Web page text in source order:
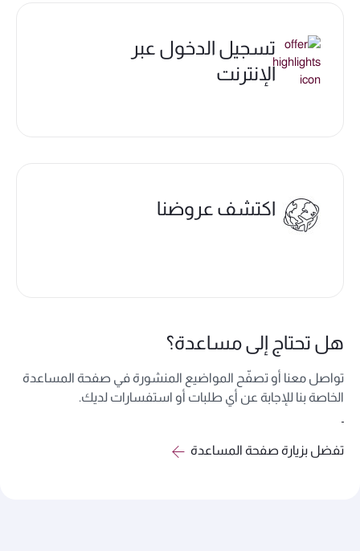
تسجيل الدخول عبر
الإنترنت
اكتشف عروضنا
هل تحتاج إلى مساعدة؟
تواصل معنا أو تصفّح المواضيع المنشورة في صفحة المساعدة
الخاصة بنا للإجابة عن أي طلبات أو استفسارات لديك.
تفضل بزيارة صفحة المساعدة